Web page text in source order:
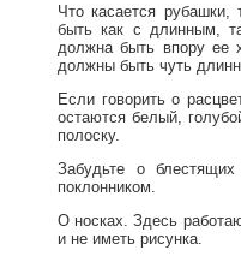
Что касается
быть как с длинным,
должна быть впору ее
должны быть чуть
Если говорить о
остаются белый,
полоску.
Забудьте о
поклонником.
О носках. Здесь
и не иметь рисунка.